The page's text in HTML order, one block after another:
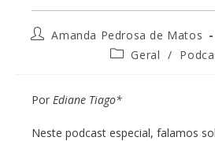
AutorAmanda Pedrosa de Matos
Categoria
Geral /
Por Ediane Tiago*
Neste podcast especial, falamos